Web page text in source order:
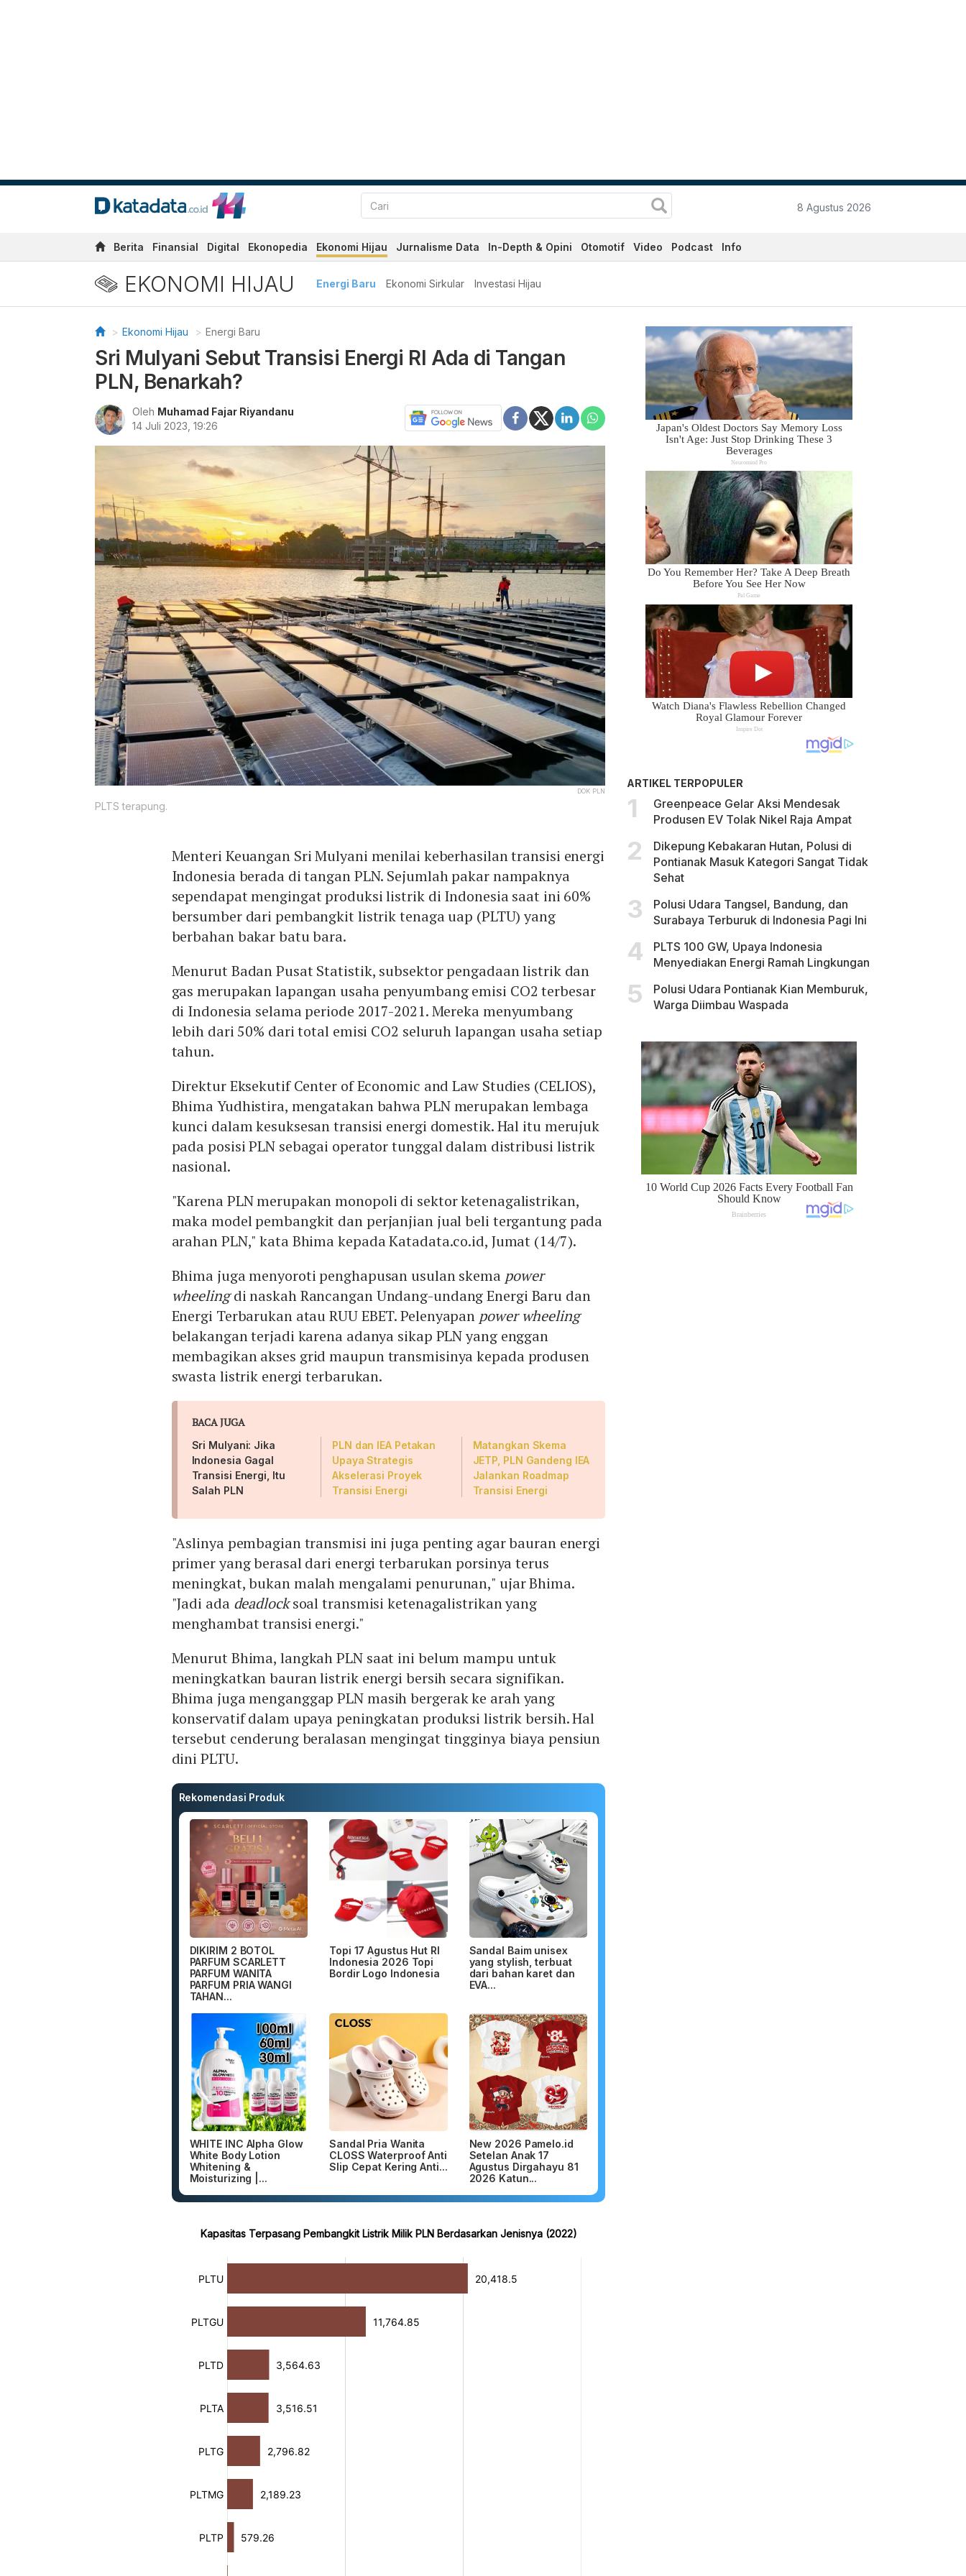
8 Agustus 2026
Berita Finansial Digital Ekonopedia Ekonomi Hijau Jurnalisme Data In-Depth & Opini Otomotif Video Podcast Info
EKONOMI HIJAU Energi Baru Ekonomi Sirkular Investasi Hijau
Ekonomi Hijau Energi Baru
Sri Mulyani Sebut Transisi Energi RI Ada di Tangan
PLN, Benarkah?
Oleh Muhamad Fajar Riyandanu
14 Juli 2023, 19:26
DOK PLN
PLTS terapung.
Menteri Keuangan Sri Mulyani menilai keberhasilan transisi energi
Indonesia berada di tangan PLN. Sejumlah pakar nampaknya
sependapat mengingat produksi listrik di Indonesia saat ini 60%
bersumber dari pembangkit listrik tenaga uap (PLTU) yang
berbahan bakar batu bara.
Menurut Badan Pusat Statistik, subsektor pengadaan listrik dan
gas merupakan lapangan usaha penyumbang emisi CO2 terbesar
di Indonesia selama periode 2017-2021. Mereka menyumbang
lebih dari 50% dari total emisi CO2 seluruh lapangan usaha setiap
tahun.
Direktur Eksekutif Center of Economic and Law Studies (CELIOS),
Bhima Yudhistira, mengatakan bahwa PLN merupakan lembaga
kunci dalam kesuksesan transisi energi domestik. Hal itu merujuk
pada posisi PLN sebagai operator tunggal dalam distribusi listrik
nasional.
"Karena PLN merupakan monopoli di sektor ketenagalistrikan,
maka model pembangkit dan perjanjian jual beli tergantung pada
arahan PLN," kata Bhima kepada Katadata.co.id, Jumat (14/7).
Bhima juga menyoroti penghapusan usulan skema power
wheelingdi naskah Rancangan Undang-undang Energi Baru dan
Energi Terbarukan atau RUU EBET. Pelenyapan power wheeling
belakangan terjadi karena adanya sikap PLN yang enggan
membagikan akses grid maupun transmisinya kepada produsen
swasta listrik energi terbarukan.
BACA JUGA
Sri Mulyani: Jika
Indonesia Gagal
Transisi Energi, Itu
Salah PLN
PLN dan IEA Petakan
Upaya Strategis
Akselerasi Proyek
Transisi Energi
Matangkan Skema
JETP, PLN Gandeng IEA
Jalankan Roadmap
Transisi Energi
"Aslinya pembagian transmisi ini juga penting agar bauran energi
primer yang berasal dari energi terbarukan porsinya terus
meningkat, bukan malah mengalami penurunan," ujar Bhima.
"Jadi ada deadlocksoal transmisi ketenagalistrikan yang
menghambat transisi energi."
Menurut Bhima, langkah PLN saat ini belum mampu untuk
meningkatkan bauran listrik energi bersih secara signifikan.
Bhima juga menganggap PLN masih bergerak ke arah yang
konservatif dalam upaya peningkatan produksi listrik bersih. Hal
tersebut cenderung beralasan mengingat tingginya biaya pensiun
dini PLTU.
Rekomendasi Produk
DIKIRIM 2 BOTOL
PARFUM SCARLETT
PARFUM WANITA
PARFUM PRIA WANGI
TAHAN...
Topi 17 Agustus Hut RI
Indonesia 2026 Topi
Bordir Logo Indonesia
Sandal Baim unisex
yang stylish, terbuat
dari bahan karet dan
EVA...
WHITE INC Alpha Glow
White Body Lotion
Whitening &
Moisturizing |...
Sandal Pria Wanita
CLOSS Waterproof Anti
Slip Cepat Kering Anti...
New 2026 Pamelo.id
Setelan Anak 17
Agustus Dirgahayu 81
2026 Katun...
ARTIKEL TERPOPULER
Greenpeace Gelar Aksi Mendesak
Produsen EV Tolak Nikel Raja Ampat
Dikepung Kebakaran Hutan, Polusi di
Pontianak Masuk Kategori Sangat Tidak
Sehat
Polusi Udara Tangsel, Bandung, dan
Surabaya Terburuk di Indonesia Pagi Ini
PLTS 100 GW, Upaya Indonesia
Menyediakan Energi Ramah Lingkungan
Polusi Udara Pontianak Kian Memburuk,
Warga Diimbau Waspada